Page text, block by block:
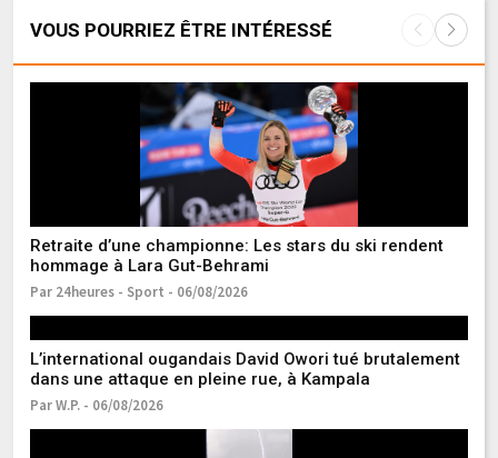
VOUS POURRIEZ ÊTRE INTÉRESSÉ
Retraite d’une championne: Les stars du ski rendent
hommage à Lara Gut-Behrami
Par 24heures - Sport - 06/08/2026
L’international ougandais David Owori tué brutalement
dans une attaque en pleine rue, à Kampala
Par W.P. - 06/08/2026